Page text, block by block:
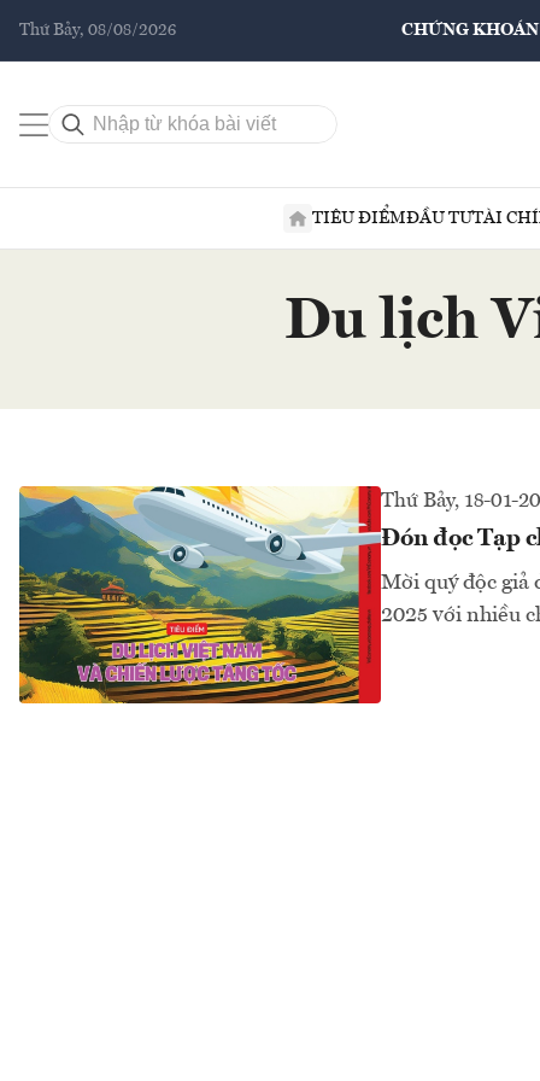
Thứ Bảy, 08/08/2026 CHỨNG KHOÁN
TIÊU ĐIỂMĐẦU TƯTÀI
Du lịch
Thứ Bảy, 18-01-
Đón đọc Tạp
Mời quý độc giả
2025 với nhiều